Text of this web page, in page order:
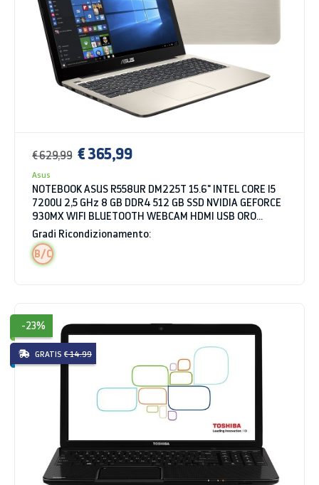
€ 629,99 € 365,99
Asus
NOTEBOOK ASUS R558UR DM225T 15.6" INTEL CORE I5
7200U 2,5 GHz 8 GB DDR4 512 GB SSD NVIDIA GEFORCE
930MX WIFI BLUETOOTH WEBCAM HDMI USB ORO
WINDOWS 10 HOME
Gradi Ricondizionamento:
B/C
-23%
GRATIS € 14.99